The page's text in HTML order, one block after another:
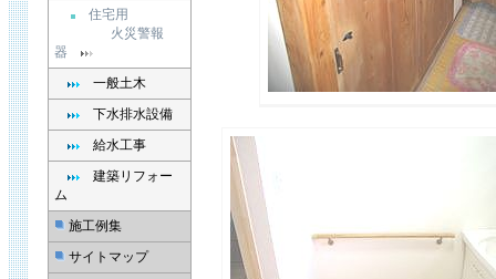
住宅用
火災警報
器
一般土木
下水排水設備
給水工事
建築リフォー
ム
施工例集
サイトマップ